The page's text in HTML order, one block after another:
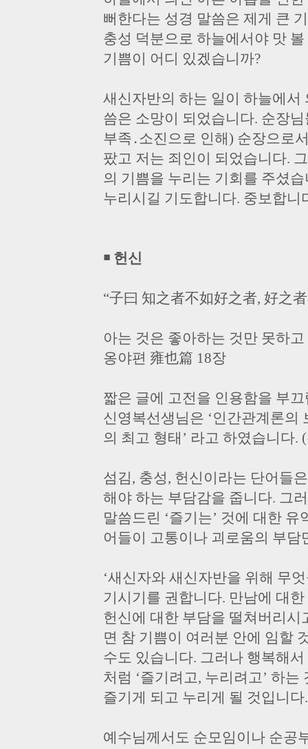
뻐한다는 성경 말씀은 제게 큰
충성 덕분으로 하늘에서야 맛
기쁨이 어디 있겠습니까?
새신자반의 하는 일이 하늘에서
씀은 소망이 되었습니다. 순장
부족․소진으로 인해) 순장으로
팠고 저는 죄인이 되었습니다.
의 기쁨을 누리는 기회를 주셨
누리시길 기도합니다. 중보합니
￭ 헌신
“子曰 知之者不如好之者, 好之
아는 것은 좋아하는 것만 못하
옹야편 雍也篇 18장
짧은 글에 고전을 인용함을 부
신영복선생님은 ‘인간관계론의
의 최고 형태’ 라고 하였습니다.
섬김, 충성, 헌신이라는 단어들
해야 하는 부담감을 줍니다. 그
말씀드린 ‘즐기는’ 것에 대한
어들이 고통이나 괴로움의 부
‘새신자와 새신자반을 위해 무
기시기를 권합니다. 만남에 대
헌신에 대한 부담을 떨쳐버리
면 참 기쁨이 여러분 안에 임할
수도 있습니다. 그러나 행복해
처럼 ‘즐기려고, 누리려고’ 하
즐기게 되고 누리게 될 것입니
예수님께서도 순모임이나 순공